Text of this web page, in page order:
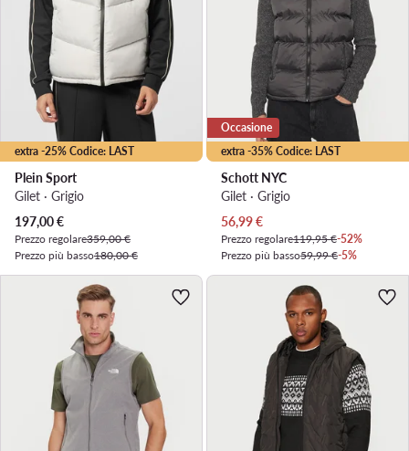
extra -25% Codice: LAST
Plein Sport
Gilet · Grigio
Prezzo attuale
197,00€
Prezzo regolare359,00 €
Prezzo più basso180,00 €
extra -35% Codice: LAST
Occasione
Schott NYC
Gilet · Grigio
Prezzo attuale
56,99€
Prezzo regolare119,95 €-52%
Prezzo più basso59,99 €-5%